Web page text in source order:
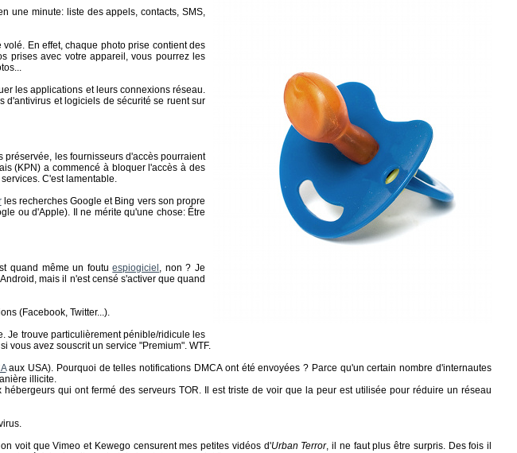
une minute: liste des appels, contacts, SMS,
En effet, chaque photo prise contient des
prises avec votre appareil, vous pourrez les
les applications et leurs connexions réseau.
d'antivirus et logiciels de sécurité se ruent sur
les fournisseurs d'accès pourraient
(KPN) a commencé à bloquer l'accès à des
C'est lamentable.
les recherches Google et Bing vers son propre
ou d'Apple). Il ne mérite qu'une chose: Être
quand même un foutuespiogiciel , non ? Je
mais il n'est censé s'activer que quand
(Facebook, Twitter...).
Je trouve particulièrement pénible/ridicule les
vous avez souscrit un service "Premium". WTF.
aux USA). Pourquoi de telles notifications DMCA ont été envoyées ? Parce qu'un certain nombre d'internautes
illicite.
qui ont fermé des serveurs TOR. Il est triste de voir que la peur est utilisée pour réduire un réseau
voit que Vimeo et Kewego censurent mes petites vidéos d'Urban Terror, il ne faut plus être surpris. Des fois il